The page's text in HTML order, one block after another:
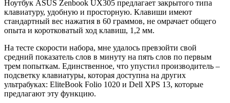
Ноутбук ASUS Zenbook UX305 предлагает закрытого типа
клавиатуру, удобную и просторную. Клавиши имеют
стандартный вес нажатия в 60 граммов, не омрачает общего
опыта и коротковатый ход клавиш, 1,2 мм.
На тесте скорости набора, мне удалось превзойти свой
средний показатель слов в минуту на пять слов по первым
трем попыткам. Единственное, что упустил производитель –
подсветку клавиатуры, которая доступна на других
ультрабуках: EliteBook Folio 1020 и Dell XPS 13, которые
предлагают эту функцию.